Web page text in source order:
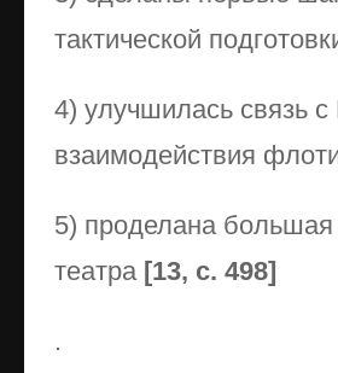
тактической
4) улучшилась связь
взаимодействия
5) проделана
театра [13, с. 498]
.